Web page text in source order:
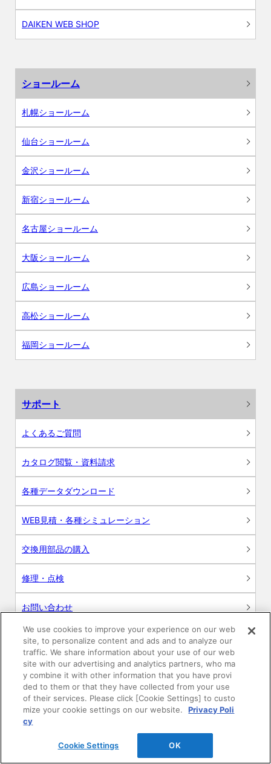
DAIKEN WEB SHOP
ショールーム
札幌ショールーム
仙台ショールーム
金沢ショールーム
新宿ショールーム
名古屋ショールーム
大阪ショールーム
広島ショールーム
高松ショールーム
福岡ショールーム
サポート
よくあるご質問
カタログ閲覧・資料請求
各種データダウンロード
WEB見積・各種シミュレーション
交換用部品の購入
修理・点検
お問い合わせ
ログイン
建築・設計関係者様向けサイト
ユーザー登録サービス
WEB見積システム
収納プランニングソフト
We use cookies to improve your experience on our web
site, to personalize content and ads and to analyze our
traffic. We share information about your use of our web
site with our advertising and analytics partners, who ma
y combine it with other information that you have provi
ded to them or that they have collected from your use
of their services. Please click [Cookie Settings] to custo
mize your cookie settings on our website.
Privacy Poli
cy
Cookie Settings OK